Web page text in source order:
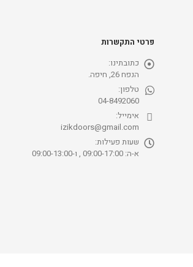
פרטי התקשרות
כתובתינו:
הנפח 26, חיפה.
טלפון:
04-8492060
אימייל:
izikdoors@gmail.com
שעות פעילות:
א-ה: 09:00-17:00 , ו-09:00-13:00